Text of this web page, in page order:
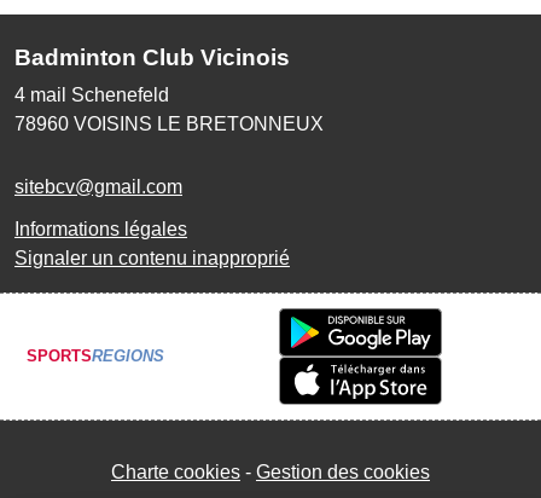
Badminton Club Vicinois
4 mail Schenefeld
78960 VOISINS LE BRETONNEUX
sitebcv@gmail.com
Informations légales
Signaler un contenu inapproprié
SPORTSREGIONS
Charte cookies Gestion des cookies